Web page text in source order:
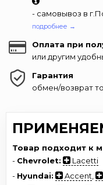
- самовывоз в
подробнее →
Оплата при
или другим
Гарантия
обмен/возврат
Товар подходит к
- Chevrolet:
Lacetti
- Hyundai: Accent